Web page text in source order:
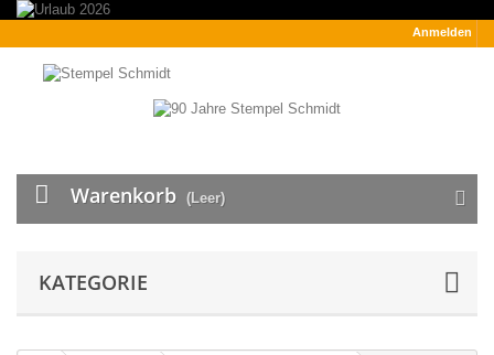
Anmelden
Warenkorb (Leer)
KATEGORIE